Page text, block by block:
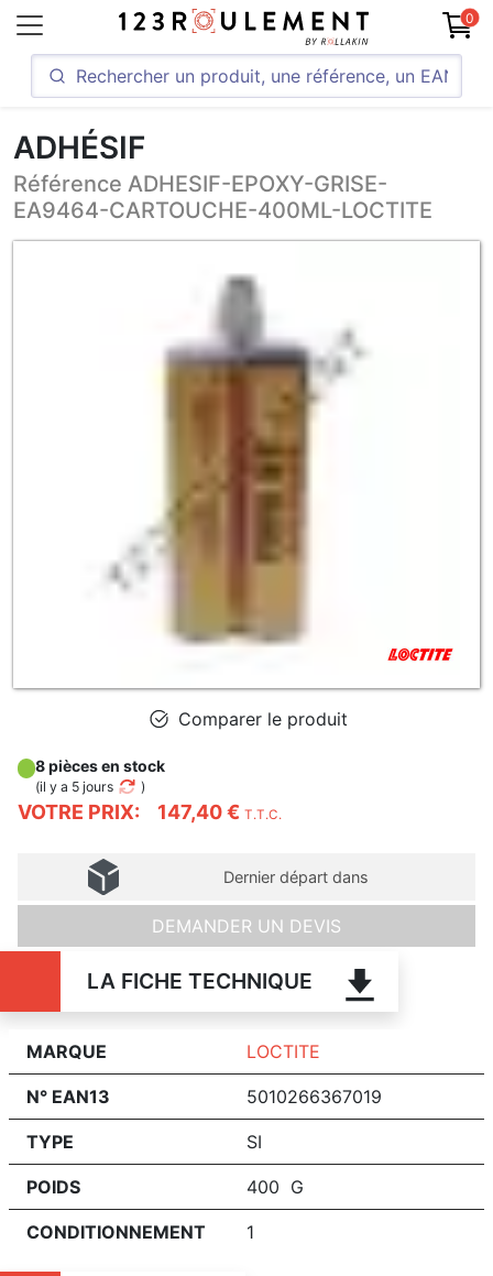
0
ADHÉSIF
Référence ADHESIF-EPOXY-GRISE-
EA9464-CARTOUCHE-400ML-LOCTITE
Comparer le produit
VOTRE PRIX: 147,40 € T.T.C.
8 pièces en stock
(il y a 5 jours )
Dernier départ dans
DEMANDER UN DEVIS
LA FICHE TECHNIQUE
MARQUE LOCTITE
N° EAN13 5010266367019
TYPE SI
POIDS 400 G
CONDITIONNEMENT 1